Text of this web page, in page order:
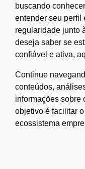
buscando
entender seu perfil
regularidade junto
deseja saber se
confiável e ativa,
Continue
conteúdos,
informações sobre
objetivo é facilitar
ecossistema